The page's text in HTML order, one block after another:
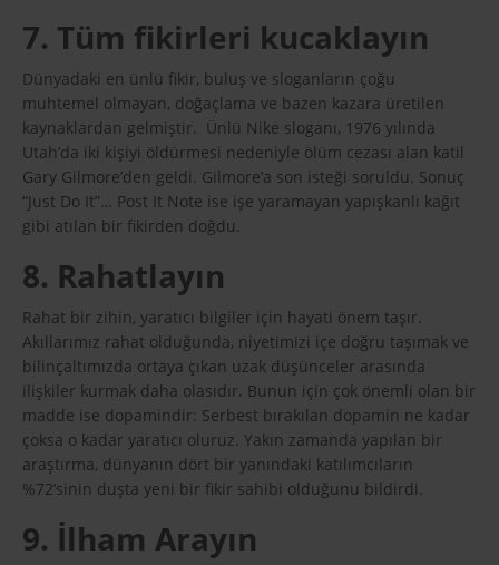
7. Tüm fikirleri kucaklayın
Dünyadaki en ünlü fikir, buluş ve sloganların çoğu
muhtemel olmayan, doğaçlama ve bazen kazara üretilen
kaynaklardan gelmiştir. Ünlü Nike sloganı, 1976 yılında
Utah’da iki kişiyi öldürmesi nedeniyle ölüm cezası alan katil
Gary Gilmore’den geldi. Gilmore’a son isteği soruldu. Sonuç
“Just Do It”… Post It Note ise işe yaramayan yapışkanlı kağıt
gibi atılan bir fikirden doğdu.
8. Rahatlayın
Rahat bir zihin, yaratıcı bilgiler için hayati önem taşır.
Akıllarımız rahat olduğunda, niyetimizi içe doğru taşımak ve
bilinçaltımızda ortaya çıkan uzak düşünceler arasında
ilişkiler kurmak daha olasıdır. Bunun için çok önemli olan bir
madde ise dopamindir: Serbest bırakılan dopamin ne kadar
çoksa o kadar yaratıcı oluruz. Yakın zamanda yapılan bir
araştırma, dünyanın dört bir yanındaki katılımcıların
%72’sinin duşta yeni bir fikir sahibi olduğunu bildirdi.
9. İlham Arayın